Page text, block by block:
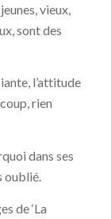
vieux,
sont des
l’attitude
rien
dans ses
oublié.
de ‘La